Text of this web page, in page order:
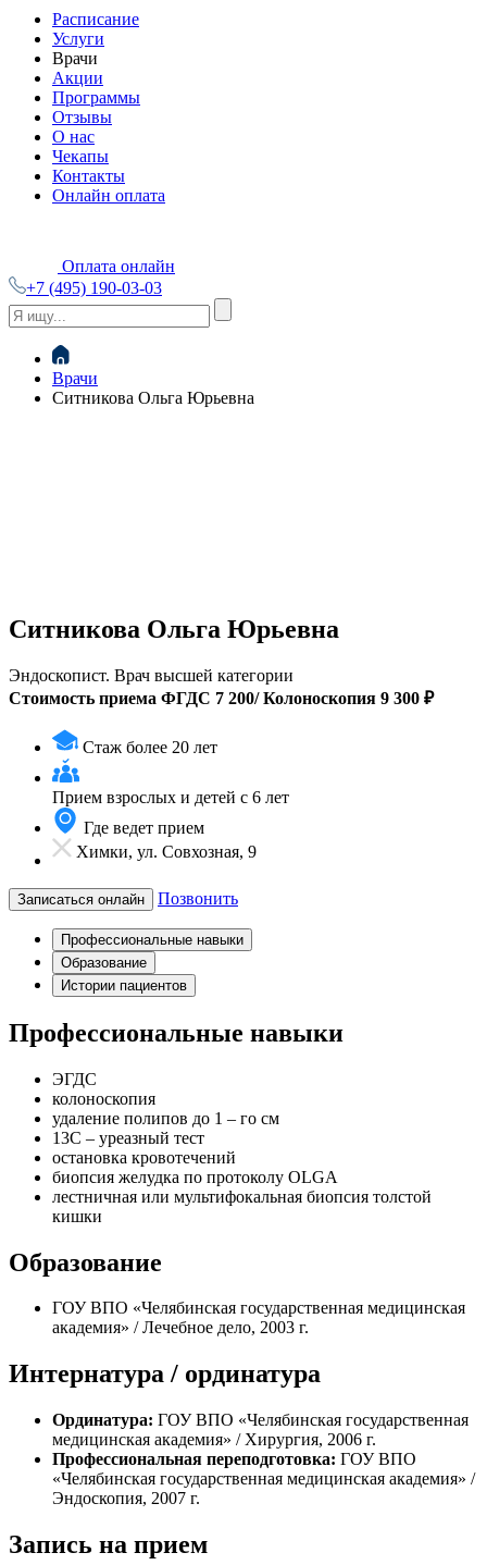
Расписание
Услуги
Врачи
Акции
Программы
Отзывы
О нас
Чекапы
Контакты
Онлайн оплата
Оплата онлайн
+7 (495) 190-03-03
Врачи
Ситникова Ольга Юрьевна
Ситникова Ольга Юрьевна
Эндоскопист. Врач высшей категории
Стоимость приема ФГДС 7 200/ Колоноскопия 9 300 ₽
Стаж более 20 лет
Прием взрослых и детей с 6 лет
Где ведет прием
Химки, ул. Совхозная, 9
Записаться онлайн Позвонить
Профессиональные навыки
Образование
Истории пациентов
Профессиональные навыки
ЭГДС
колоноскопия
удаление полипов до 1 – го см
13С – уреазный тест
остановка кровотечений
биопсия желудка по протоколу OLGA
лестничная или мультифокальная биопсия толстой
кишки
Образование
ГОУ ВПО «Челябинская государственная медицинская
академия» / Лечебное дело, 2003 г.
Интернатура / ординатура
Ординатура: ГОУ ВПО «Челябинская государственная
медицинская академия» / Хирургия, 2006 г.
Профессиональная переподготовка: ГОУ ВПО
«Челябинская государственная медицинская академия» /
Эндоскопия, 2007 г.
Запись на прием